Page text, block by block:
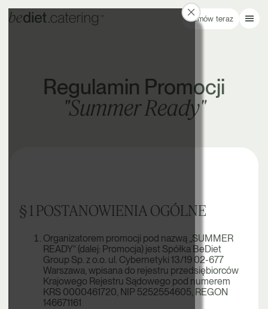
Zamów teraz
Regulamin Promocji
"Summer Ready"
§ 1 POSTANOWIENIA OGÓLNE
Organizatorem promocji pod nazwą „SUMMER
READY” (dalej: Promocja) jest Spółka BeDiet
Group Sp. z o.o. ul. Cybernetyki 13/19 02-677
Warszawa, wpisana do rejestru przedsiębiorców
Krajowego Rejestru Sądowego pod numerem
KRS 0000461720, NIP 5252554605, REGON
146671161